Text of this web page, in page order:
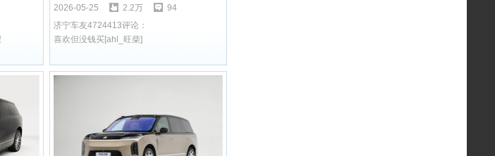
将于5月29日上市
2026-05-25 2.2万
94
济宁车友4724413评论：
喜欢但没钱买[ahl_旺柴]